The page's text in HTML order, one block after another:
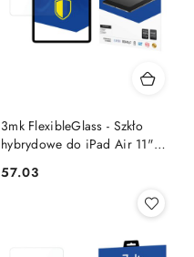
3mk FlexibleGlass - Szkło
hybrydowe do iPad Air 11"
Cena:
57.03